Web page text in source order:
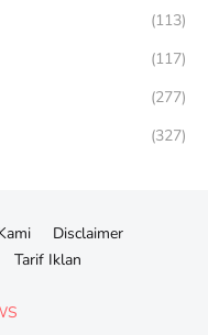
(113)
(117)
(277)
(327)
Disclaimer
Tarif Iklan